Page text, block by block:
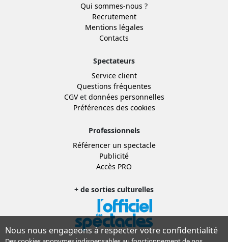
Qui sommes-nous ?
Recrutement
Mentions légales
Contacts
Spectateurs
Service client
Questions fréquentes
CGVet données personnelles
Préférences des cookies
Professionnels
Référencer un spectacle
Publicité
Accès PRO
+ de sorties culturelles
Nous nous engageons à respecter votre confidentialité